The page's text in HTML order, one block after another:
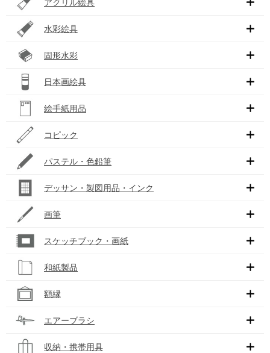
アクリル絵具
水彩絵具
固形水彩
日本画絵具
絵手紙用品
コピック
パステル・色鉛筆
デッサン・製図用品・インク
画筆
スケッチブック・画紙
和紙製品
額縁
エアーブラシ
収納・携帯用具